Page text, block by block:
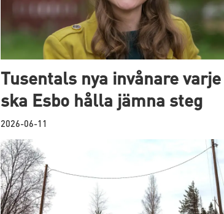
Tusentals nya invånare
ska Esbo hålla jämna steg
2026-06-11